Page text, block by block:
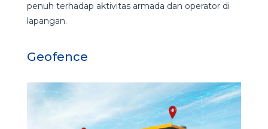
penuh terhadap aktivitas armada dan operator di
lapangan.
Geofence